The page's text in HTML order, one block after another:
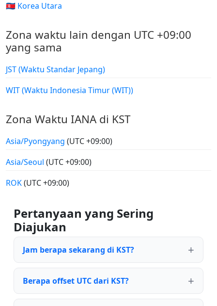
🇰🇵 Korea Utara
Zona waktu lain dengan UTC +09:00
yang sama
JST (Waktu Standar Jepang)
WIT (Waktu Indonesia Timur (WIT))
Zona Waktu IANA di KST
Asia/Pyongyang (UTC +09:00)
Asia/Seoul (UTC +09:00)
ROK(UTC +09:00)
Pertanyaan yang Sering
Diajukan
Jam berapa sekarang di KST?
Berapa offset UTC dari KST?